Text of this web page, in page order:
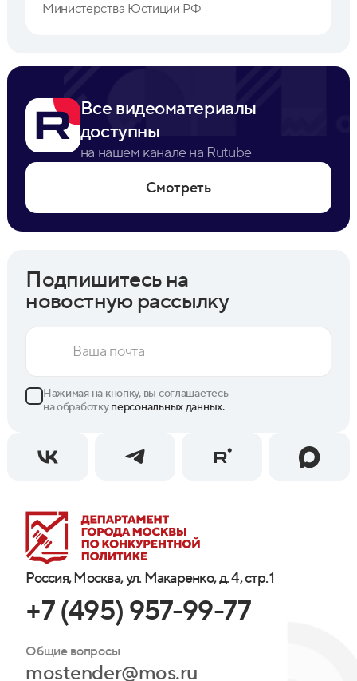
Министерства Юстиции РФ
Все видеоматериалы
доступны
на нашем канале на Rutube
Смотреть
Россия, Москва, ул. Макаренко, д. 4, стр. 1
+7 (495) 957-99-77
Общие вопросы
mostender@mos.ru
Подпишитесь на
новостную рассылку
Нажимая на кнопку, вы соглашаетесь
на обработкуперсональных данных.